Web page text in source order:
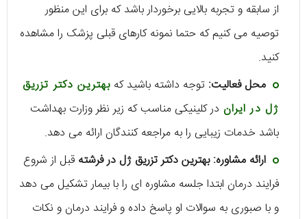
از سابقه و تجربه بالایی برخوردار باشد که برای این منظور
توصیه می کنیم که حتما نمونه کارهای قبلی پزشک را مشاهده
کنید.
محل فعالیت: توجه داشته باشید که بهترین دکتر تزریق
ژل در ایران در کلینیکی مناسب که زیر نظر وزارت بهداشت
باشد خدمات زیبایی را به مراجعه کنندگان ارائه می دهد.
ارائه مشاوره: بهترین دکتر تزریق ژل در فرشته قبل از شروع
فرایند درمان ابتدا جلسه مشاوره ای را با بیمار تشکیل می دهد
و با صبوری به سوالات او پاسخ داده و فرایند درمان و نکات